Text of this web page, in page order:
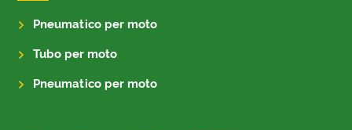
Pneumatico per moto
Tubo per moto
Pneumatico per moto